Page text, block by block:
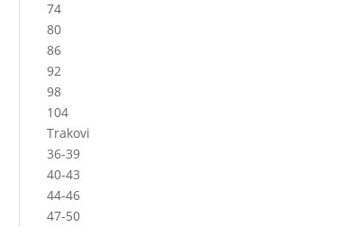
74
80
86
92
98
104
Trakovi
36-39
40-43
44-46
47-50